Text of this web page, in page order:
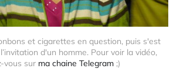
et cigarettes en question, puis s'est
d'un homme. Pour voir la vidéo,
vous sur ma chaine Telegram ;)